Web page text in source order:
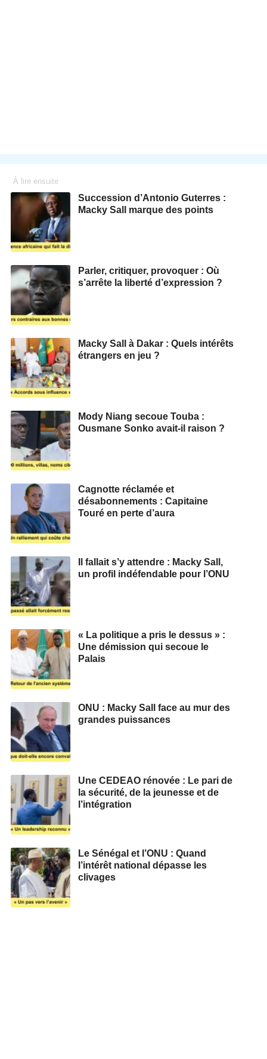
À lire ensuite
Succession d’Antonio Guterres :
Macky Sall marque des points
Parler, critiquer, provoquer : Où
s’arrête la liberté d’expression ?
Macky Sall à Dakar : Quels intérêts
étrangers en jeu ?
Mody Niang secoue Touba :
Ousmane Sonko avait-il raison ?
Cagnotte réclamée et
désabonnements : Capitaine
Touré en perte d’aura
Il fallait s’y attendre : Macky Sall,
un profil indéfendable pour l’ONU
« La politique a pris le dessus » :
Une démission qui secoue le
Palais
ONU : Macky Sall face au mur des
grandes puissances
Une CEDEAO rénovée : Le pari de
la sécurité, de la jeunesse et de
l’intégration
Le Sénégal et l’ONU : Quand
l’intérêt national dépasse les
clivages